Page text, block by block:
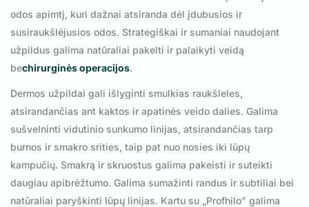
odos apimtį, kuri dažnai atsiranda dėl įdubusios ir
susiraukšlėjusios odos. Strategiškai ir sumaniai naudojant
užpildus galima natūraliai pakelti ir palaikyti veidą
bechirurginės operacijos.
Dermos užpildai gali išlyginti smulkias raukšleles,
atsirandančias ant kaktos ir apatinės veido dalies. Galima
sušvelninti vidutinio sunkumo linijas, atsirandančias tarp
burnos ir smakro srities, taip pat nuo nosies iki lūpų
kampučių. Smakrą ir skruostus galima pakeisti ir suteikti
daugiau apibrėžtumo. Galima sumažinti randus ir subtiliai bei
natūraliai paryškinti lūpų linijas. Kartu su „Profhilo” galima